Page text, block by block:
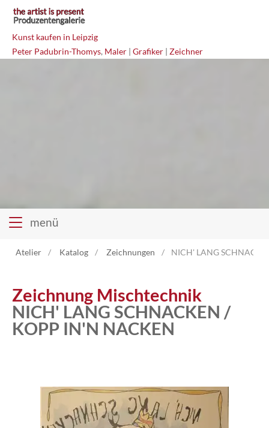
Kunst kaufen in Leipzig
Peter Padubrin-Thomys, Maler | Grafiker | Zeichner
menü
Atelier
Atelier Katalog Zeichnungen NICH' LANG
Zeichnung Mischtechnik
NICH' LANG SCHNACKEN /
KOPP IN'N NACKEN